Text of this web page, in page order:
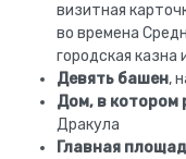
визитная
во времена
городская
Девять башен,
Дом, в котором
Дракула
Главная